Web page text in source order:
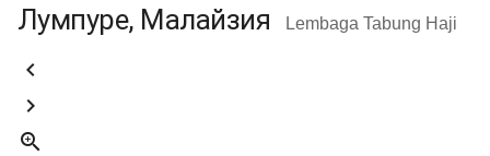
Лумпуре, Малайзия Lembaga Tabung Haji


